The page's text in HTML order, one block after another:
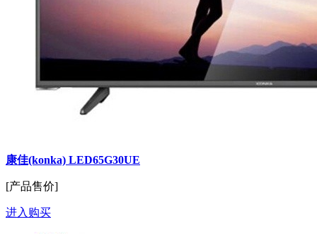
康佳(konka) LED65G30UE
[产品售价]
进入购买